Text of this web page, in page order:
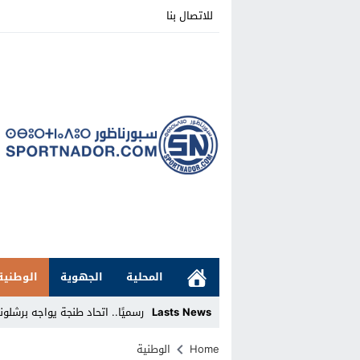
للاتصال بنا
المحلية الجهوية
Lasts News رسميًا.. اتحاد طنجة يواجه برشلونة
Stop
Home الوطنية